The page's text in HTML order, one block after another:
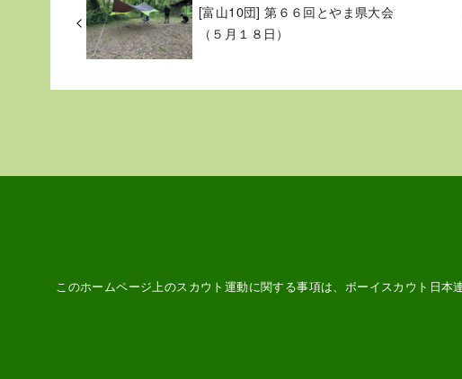
[富山10団] 第６６回とやま県大会
（５月１８日）
このホームページ上のスカウト運動に関する事項は、ボーイスカウト日本